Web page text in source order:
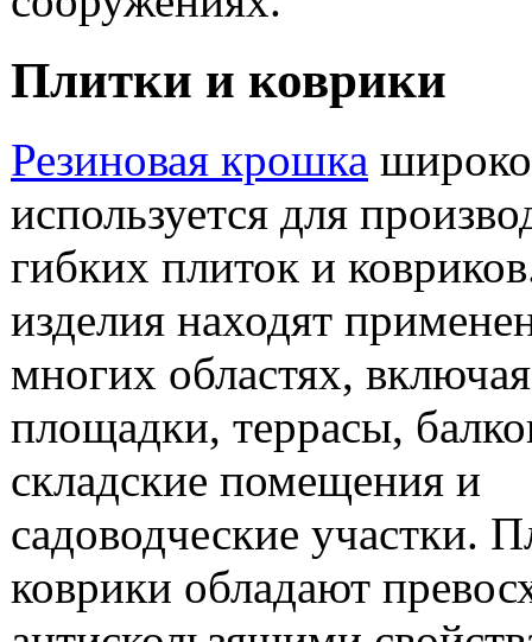
Плитки и коврики
Резиновая крошка широко
используется для
гибких плиток и
изделия находят
многих областях,
площадки, террасы,
складские помещения и
садоводческие участки.
коврики обладают